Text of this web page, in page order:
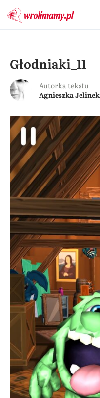
Głodniaki_11
Autorka tekstu
Agnieszka Jelinek